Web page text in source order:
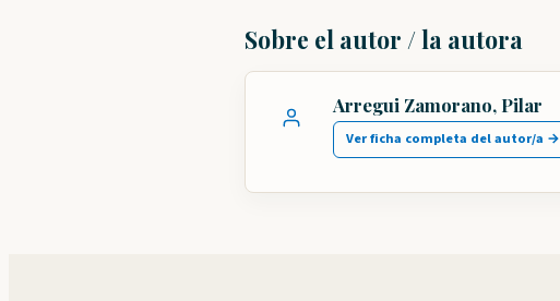
Sobre el autor / la autora
Arregui Zamorano, Pilar
Ver ficha completa del autor/a →